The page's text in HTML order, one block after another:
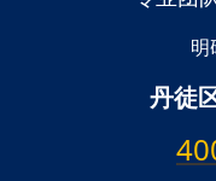
明
丹徒